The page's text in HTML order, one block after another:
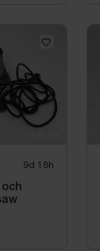
9d 18h
och